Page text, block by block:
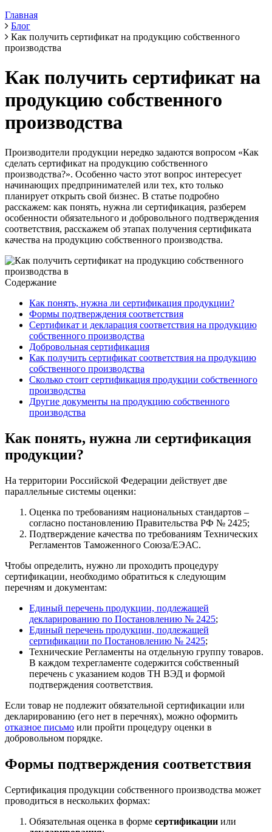
Главная
Блог
Как получить сертификат на продукцию собственного
производства
Как получить сертификат на
продукцию собственного
производства
Производители продукции нередко задаются вопросом «Как
сделать сертификат на продукцию собственного
производства?». Особенно часто этот вопрос интересует
начинающих предпринимателей или тех, кто только
планирует открыть свой бизнес. В статье подробно
расскажем: как понять, нужна ли сертификация, разберем
особенности обязательного и добровольного подтверждения
соответствия, расскажем об этапах получения сертификата
качества на продукцию собственного производства.
Содержание
Как понять, нужна ли сертификация продукции?
Формы подтверждения соответствия
Сертификат и декларация соответствия на продукцию
собственного производства
Добровольная сертификация
Как получить сертификат соответствия на продукцию
собственного производства
Сколько стоит сертификация продукции собственного
производства
Другие документы на продукцию собственного
производства
Как понять, нужна ли сертификация
продукции?
На территории Российской Федерации действует две
параллельные системы оценки:
Оценка по требованиям национальных стандартов –
согласно постановлению Правительства РФ № 2425;
Подтверждение качества по требованиям Технических
Регламентов Таможенного Союза/ЕЭАС.
Чтобы определить, нужно ли проходить процедуру
сертификации, необходимо обратиться к следующим
перечням и документам:
Единый перечень продукции, подлежащей
декларированию по Постановлению № 2425;
Единый перечень продукции, подлежащей
сертификации по Постановлению № 2425;
Технические Регламенты на отдельную группу товаров.
В каждом техрегламенте содержится собственный
перечень с указанием кодов ТН ВЭД и формой
подтверждения соответствия.
Если товар не подлежит обязательной сертификации или
декларированию (его нет в перечнях), можно оформить
отказное письмо или пройти процедуру оценки в
добровольном порядке.
Формы подтверждения соответствия
Сертификация продукции собственного производства может
проводиться в нескольких формах:
Обязательная оценка в форме сертификации или